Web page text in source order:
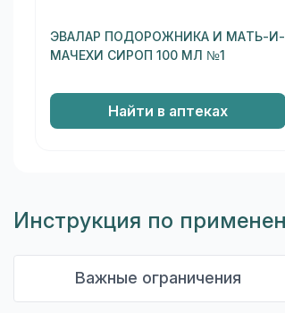
ЭВАЛАР ПОДОРОЖНИКА И МАТЬ-И-
МАЧЕХИ СИРОП 100 МЛ №1
Найти в аптеках
Инструкция по
Важные ограничения